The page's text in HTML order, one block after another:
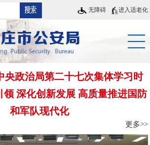
无障碍 进入适老化
央政治局第二十七次集体学习时
领 深化创新发展 高质量推进国防
和军队现代化
更多>>